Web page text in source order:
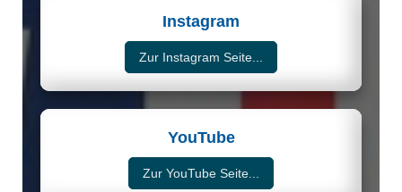
Instagram
Zur Instagram Seite...
YouTube
Zur YouTube Seite...